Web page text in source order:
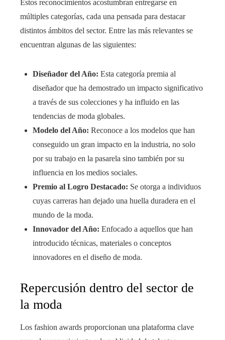
Estos reconocimientos acostumbran entregarse en
múltiples categorías, cada una pensada para destacar
distintos ámbitos del sector. Entre las más relevantes se
encuentran algunas de las siguientes:
Diseñador del Año: Esta categoría premia al
diseñador que ha demostrado un impacto significativo
a través de sus colecciones y ha influido en las
tendencias de moda globales.
Modelo del Año: Reconoce a los modelos que han
conseguido un gran impacto en la industria, no solo
por su trabajo en la pasarela sino también por su
influencia en los medios sociales.
Premio al Logro Destacado: Se otorga a individuos
cuyas carreras han dejado una huella duradera en el
mundo de la moda.
Innovador del Año: Enfocado a aquellos que han
introducido técnicas, materiales o conceptos
innovadores en el diseño de moda.
Repercusión dentro del sector de
la moda
Los fashion awards proporcionan una plataforma clave